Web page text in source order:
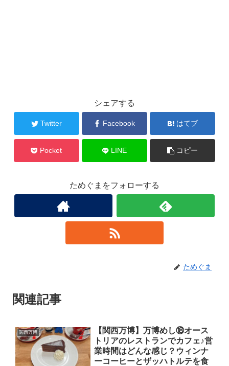
シェアする
Twitter Facebook はてブ
Pocket LINE コピー
ためぐまをフォローする
ためぐま
関連記事
関西万博
【関西万博】万博めし⑱オース
トリアのレストランでカフェ♪営
業時間はどんな感じ？ウィンナ
ーコーヒーとザッハトルテを食